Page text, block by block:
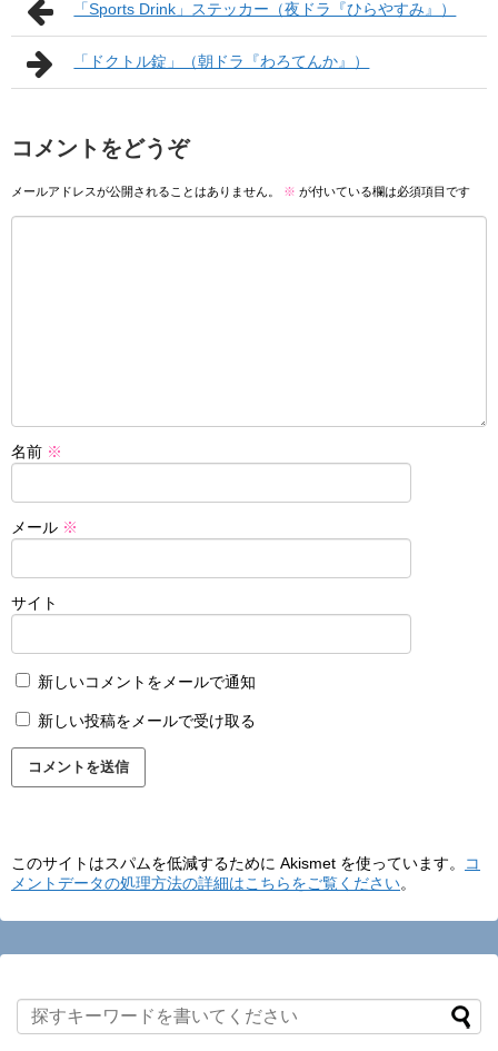
「Sports Drink」ステッカー（夜ドラ『ひらやすみ』）
「ドクトル錠」（朝ドラ『わろてんか』）
コメントをどうぞ
メールアドレスが公開されることはありません。 ※ が付いている欄は必須項目です
名前 ※
メール ※
サイト
新しいコメントをメールで通知
新しい投稿をメールで受け取る
このサイトはスパムを低減するために Akismet を使っています。
コ
メントデータの処理方法の詳細はこちらをご覧ください。